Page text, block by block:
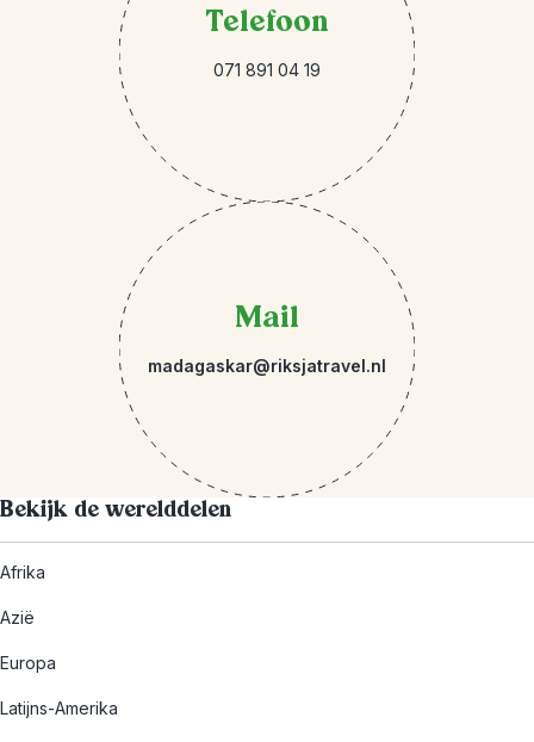
Telefoon
071 891 04 19
Mail
madagaskar@riksjatravel.nl
Bekijk de werelddelen
Afrika
Azië
Europa
Latijns-Amerika